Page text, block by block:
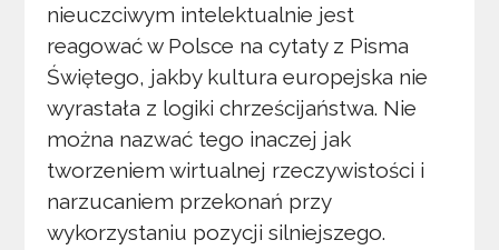
nieuczciwym intelektualnie jest
reagować w Polsce na cytaty z Pisma
Świętego, jakby kultura europejska nie
wyrastała z logiki chrześcijaństwa. Nie
można nazwać tego inaczej jak
tworzeniem wirtualnej rzeczywistości i
narzucaniem przekonań przy
wykorzystaniu pozycji silniejszego.